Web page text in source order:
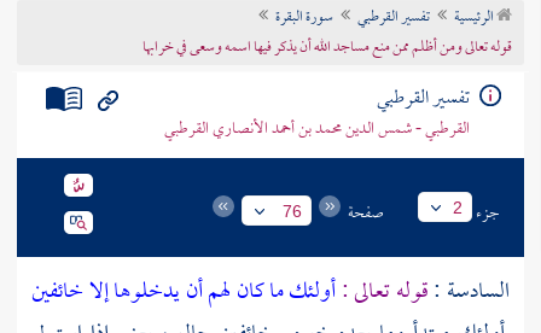
تراجم الأعلام
الرئيسية تفسير القرطبي
سورة البقرة
قوله تعالى ومن أظلم ممن منع مساجد الله أن يذكر فيها اسمه وسعى في خرابها
تفسير القرطبي
القرطبي - شمس الدين محمد بن أحمد الأنصاري القرطبي
جزء 2 صفحة 76
السادسة :قوله تعالى :أولئك ما كان لهم أن يدخلوها إلا خائفين